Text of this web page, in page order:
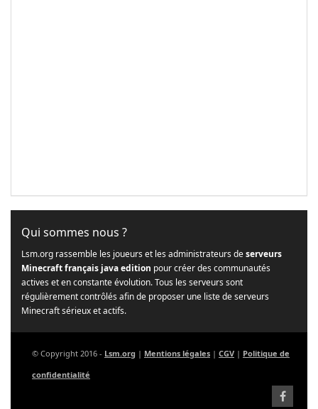
Qui sommes nous ?
Lsm.org rassemble les joueurs et les administrateurs deserveurs
Minecraft français java edition pour créer des communautés
actives et en constante évolution. Tous les serveurs sont
régulièrement contrôlés afin de proposer une liste de serveurs
Minecraft sérieux et actifs.
© Copyright 2016 - Lsm.org | Mentions légales | CGV | Politique de
confidentialité